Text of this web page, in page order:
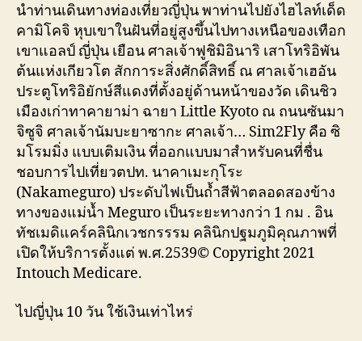
นำท่านเดินทางท่องเที่ยวญี่ปุ่น พาท่านไปยังไฮไลท์เด็ด
คามิโคจิ หุบเขาในฝันที่อยู่สูงขึ้นไปทางเหนือของเทือก
เขาแอลป์ ญี่ปุ่น เยือน ศาลเจ้าฟูชิมิอินาริ เสาโทริอิพัน
ต้นแห่งเกียวโต สักการะสิ่งศักดิ์สิทธิ์ ณ ศาลเจ้าเฮอัน
ประตูโทริอิยักษ์สีแดงที่ตั้งอยู่ด้านหน้าของวัด เดินชิว
เมืองเก่าทาคายาม่า ฉายา Little Kyoto ณ ถนนซันมา
จิซูจิ ศาลเจ้านัมบะยาซากะ ศาลเจ้า… Sim2Fly คือ ซิ
มโรมมิ่ง แบบเติมเงิน ที่ออกแบบมาสำหรับคนที่ชื่น
ชอบการไปเที่ยวตปท. นาคาเมะกุโระ
(Nakameguro) ประดับไฟเป็นถ้ำสีฟ้าตลอดสองข้าง
ทางของแม่น้ำ Meguro เป็นระยะทางกว่า 1 กม . อิน
ทัชเมดิแคร์คลินิกเวชกรรรม คลินิกปฐมภูมิคุณภาพที่
เปิดให้บริการตั้งแต่ พ.ศ.2539© Copyright 2021
Intouch Medicare.
ไปญี่ปุ่น 10 วัน ใช้เงินเท่าไหร่